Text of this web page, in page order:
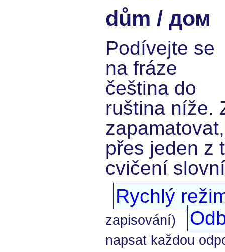
dům / дом
Podívejte se
na fráze
čeština do
ruština níže.
přes jeden z
cvičení
Rychlý
zapisování)
napsat každou